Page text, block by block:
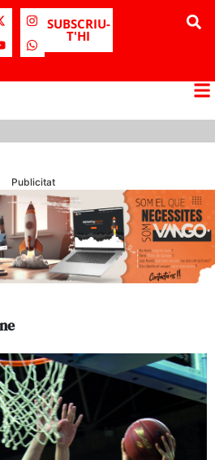
SUBSCRIU-
T'HI
Publicitat